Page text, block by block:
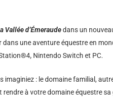
Vallée d’Émeraudedans un
dans une aventure équestre en
Nintendo Switch et PC.
imaginiez : le domaine familial,
à votre domaine équestre sa